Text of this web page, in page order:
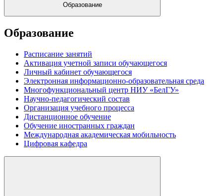
Образование
Образование
Расписание занятий
Активация учетной записи обучающегося
Личный кабинет обучающегося
Электронная информационно-образовательная среда
Многофункциональный центр НИУ «БелГУ»
Научно-педагогический состав
Организация учебного процесса
Дистанционное обучение
Обучение иностранных граждан
Международная академическая мобильность
Цифровая кафедра